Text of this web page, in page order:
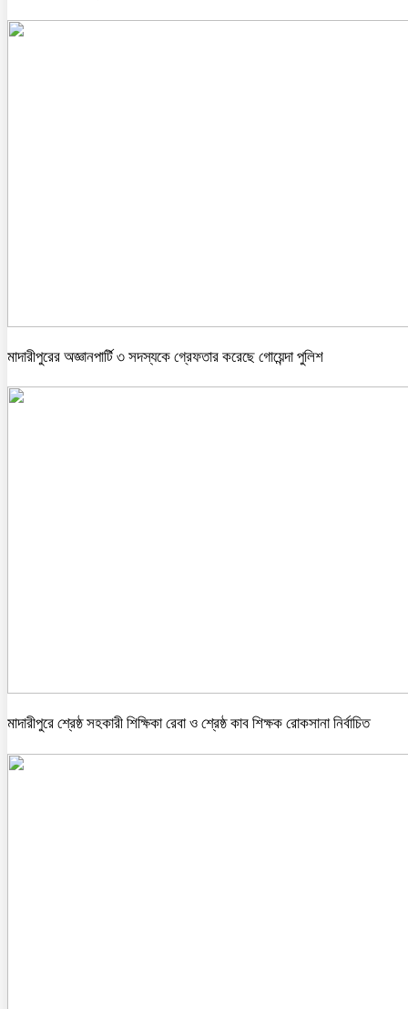
মাদারীপুরের অজ্ঞানপার্টি ৩ সদস্যকে গ্রেফতার করেছে গোয়েন্দা পুলিশ
মাদারীপুরে শ্রেষ্ঠ সহকারী শিক্ষিকা রেবা ও শ্রেষ্ঠ কাব শিক্ষক রোকসানা নির্বাচিত